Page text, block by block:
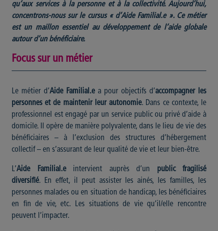
qu’aux services à la personne et à la collectivité. Aujourd’hui,
concentrons-nous sur le cursus « d’Aide Familial.e ». Ce métier
est un maillon essentiel au développement de l’aide globale
autour d’un bénéficiaire.
Focus sur un métier
Le métier d’Aide Familial.ea pour objectifs d’accompagner les
personnes et de maintenir leur autonomie. Dans ce contexte, le
professionnel est engagé par un service public ou privé d’aide à
domicile. Il opère de manière polyvalente, dans le lieu de vie des
bénéficiaires – à l’exclusion des structures d’hébergement
collectif – en s’assurant de leur qualité de vie et leur bien-être.
L’Aide Familial.eintervient auprès d’un public fragilisé
diversifié. En effet, il peut assister les ainés, les familles, les
personnes malades ou en situation de handicap, les bénéficiaires
en fin de vie, etc. Les situations de vie qu’il/elle rencontre
peuvent l’impacter.